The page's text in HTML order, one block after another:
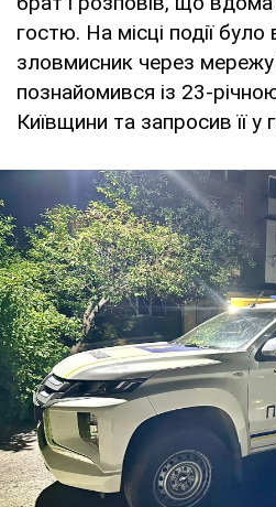
гостю. На місці події
зловмисник через мережу
познайомився із 23-
Київщини та запросив її у